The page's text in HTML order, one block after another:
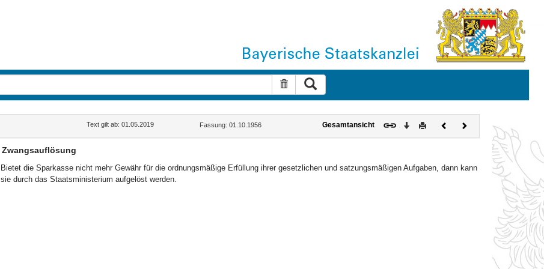
Suche zurücksetzen
Text gilt ab: 01.05.2019 Fassung: 01.10.1956 Gesamtansicht Download
DruckenVorherigesNächstes
Dokument
Zwangsauflösung
Bietet die Sparkasse nicht mehr Gewähr für die ordnungsmäßige Erfüllung ihrer gesetzlichen und satzungsmäßigen Aufgaben, dann kann
sie durch das Staatsministerium aufgelöst werden.